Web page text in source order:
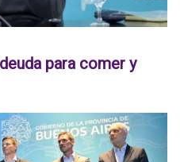
para comer y